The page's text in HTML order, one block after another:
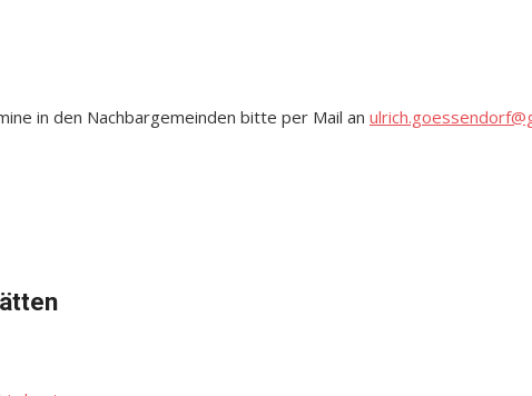
in den Nachbargemeinden bitte per Mail an